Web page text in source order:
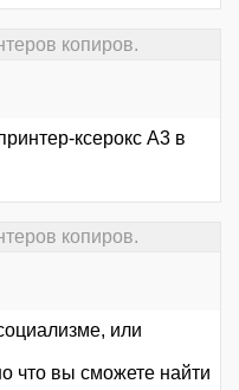
копиров.
ксерокс А3 в
копиров.
или
что вы сможете найти